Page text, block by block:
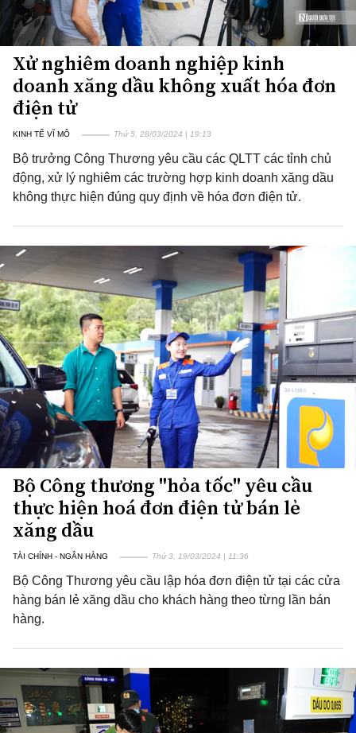
Xử nghiêm doanh nghiệp kinh
doanh xăng dầu không xuất hóa đơn
điện tử
KINH TẾ VĨ MÔ Thứ 5, 28/03/2024 | 19:13
Bộ trưởng Công Thương yêu cầu các QLTT các tỉnh chủ
động, xử lý nghiêm các trường hợp kinh doanh xăng dầu
không thực hiện đúng quy định về hóa đơn điện tử.
Bộ Công thương "hỏa tốc" yêu cầu
thực hiện hoá đơn điện tử bán lẻ
xăng dầu
TÀI CHÍNH - NGÂN HÀNG Thứ 3, 19/03/2024 | 11:36
Bộ Công Thương yêu cầu lập hóa đơn điện tử tại các cửa
hàng bán lẻ xăng dầu cho khách hàng theo từng lần bán
hàng.